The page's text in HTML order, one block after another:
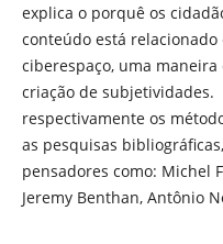
explica o porquê os
conteúdo está relacionado
ciberespaço, uma
criação de
respectivamente os
as pesquisas
pensadores como: Michel
Jeremy Benthan, Antônio